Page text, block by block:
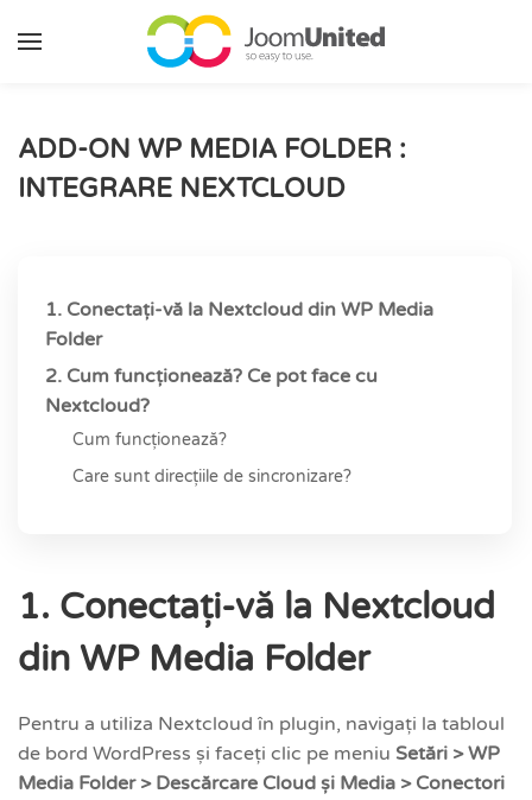
Sari la conținutul principal
ADD-ON WP MEDIA FOLDER :
INTEGRARE NEXTCLOUD
1. Conectați-vă la Nextcloud din WP Media
Folder
2. Cum funcționează? Ce pot face cu
Nextcloud?
Cum funcționează?
Care sunt direcțiile de sincronizare?
1. Conectați-vă la Nextcloud
din WP Media Folder
Pentru a utiliza Nextcloud în plugin, navigați la tabloul
de bord WordPress și faceți clic pe meniu Setări > WP
Media Folder > Descărcare Cloud și Media > Conectori